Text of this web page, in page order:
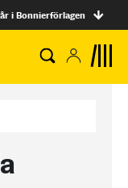
i Bonnierförlagen